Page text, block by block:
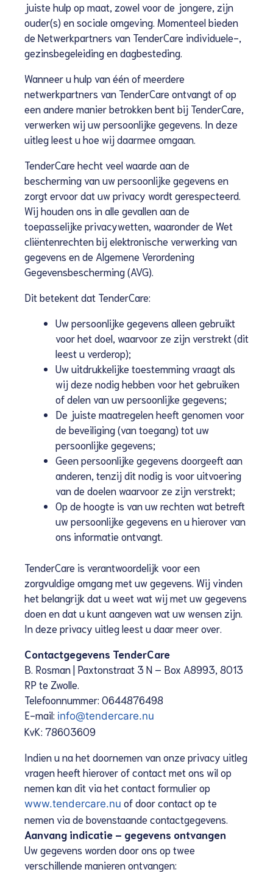
juiste hulp op maat, zowel voor de jongere, zijn
ouder(s) en sociale omgeving. Momenteel bieden
de Netwerkpartners van TenderCare individuele-,
gezinsbegeleiding en dagbesteding.
Wanneer u hulp van één of meerdere
netwerkpartners van TenderCare ontvangt of op
een andere manier betrokken bent bij TenderCare,
verwerken wij uw persoonlijke gegevens. In deze
uitleg leest u hoe wij daarmee omgaan.
TenderCare hecht veel waarde aan de
bescherming van uw persoonlijke gegevens en
zorgt ervoor dat uw privacy wordt gerespecteerd.
Wij houden ons in alle gevallen aan de
toepasselijke privacywetten, waaronder de Wet
cliëntenrechten bij elektronische verwerking van
gegevens en de Algemene Verordening
Gegevensbescherming (AVG).
Dit betekent dat TenderCare:
Uw persoonlijke gegevens alleen gebruikt
voor het doel, waarvoor ze zijn verstrekt (dit
leest u verderop);
Uw uitdrukkelijke toestemming vraagt als
wij deze nodig hebben voor het gebruiken
of delen van uw persoonlijke gegevens;
De juiste maatregelen heeft genomen voor
de beveiliging (van toegang) tot uw
persoonlijke gegevens;
Geen persoonlijke gegevens doorgeeft aan
anderen, tenzij dit nodig is voor uitvoering
van de doelen waarvoor ze zijn verstrekt;
Op de hoogte is van uw rechten wat betreft
uw persoonlijke gegevens en u hierover van
ons informatie ontvangt.
TenderCare is verantwoordelijk voor een
zorgvuldige omgang met uw gegevens. Wij vinden
het belangrijk dat u weet wat wij met uw gegevens
doen en dat u kunt aangeven wat uw wensen zijn.
In deze privacy uitleg leest u daar meer over.
Contactgegevens TenderCare
B. Rosman | Paxtonstraat 3 N – Box A8993, 8013
RP te Zwolle.
Telefoonnummer: 0644876498
E-mail: info@tendercare.nu
KvK: 78603609
Indien u na het doornemen van onze privacy uitleg
vragen heeft hierover of contact met ons wil op
nemen kan dit via het contact formulier op
www.tendercare.nu of door contact op te
nemen via de bovenstaande contactgegevens.
Aanvang indicatie – gegevens ontvangen
Uw gegevens worden door ons op twee
verschillende manieren ontvangen: